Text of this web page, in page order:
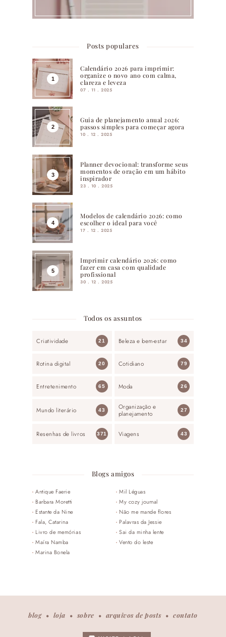
Posts populares
Calendário 2026 para imprimir:
organize o novo ano com calma,
clareza e leveza
07 . 11 . 2025
Guia de planejamento anual 2026:
passos simples para começar agora
10 . 12 . 2025
Planner devocional: transforme seus
momentos de oração em um hábito
inspirador
23 . 10 . 2025
Modelos de calendário 2026: como
escolher o ideal para você
17 . 12 . 2025
Imprimir calendário 2026: como
fazer em casa com qualidade
profissional
30 . 12 . 2025
Todos os assuntos
Criatividade 21 Beleza e bem-estar 34
Rotina digital 20 Cotidiano 79
Entretenimento 65 Moda 26
Mundo literário 43
Organização e
planejamento
27
Resenhas de livros 371 Viagens 43
Blogs amigos
Antique Faerie
Barbara Moretti
Estante da Nine
Fala, Catarina
Livro de memórias
Maíra Namba
Marina Bonela
Mil Léguas
My cozy journal
Não me mande flores
Palavras da Jessie
Sai da minha lente
Vento do leste
blog loja sobre arquivos de posts contato